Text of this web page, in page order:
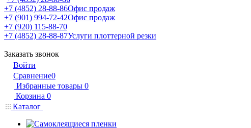
+7 (4852) 28-88-86Офис продаж
+7 (901) 994-72-42Офис продаж
+7 (920) 115-88-70
+7 (4852) 28-88-87Услуги плоттерной резки
Заказать звонок
Войти
Сравнение0
Избранные товары 0
Корзина 0
Каталог